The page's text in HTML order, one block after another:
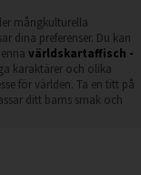
mångkulturella
dina preferenser. Du kan
världskartaffisch -
karaktärer och olika
för världen. Ta en titt på
ditt barns smak och